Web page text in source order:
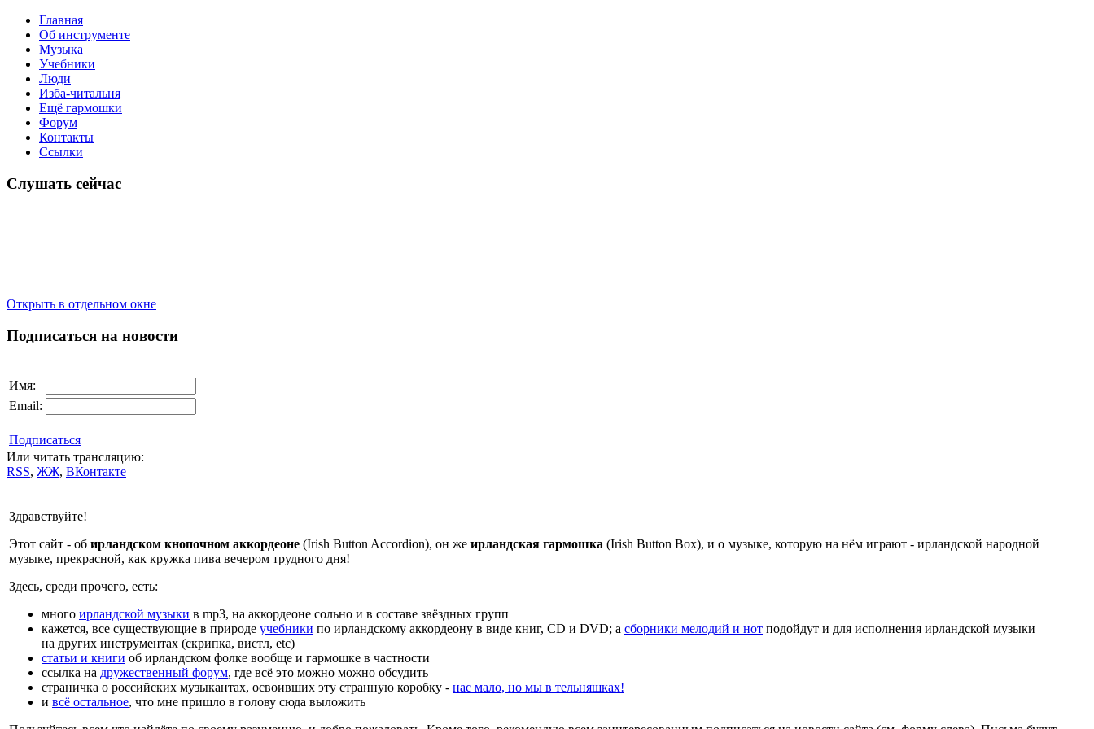
Главная
Об инструменте
Музыка
Учебники
Люди
Изба-читальня
Ещё гармошки
Форум
Контакты
Ссылки
Слушать сейчас
Открыть в отдельном окне
Подписаться на новости
Имя:
Email:
Подписаться
Или читать трансляцию:
RSS, ЖЖ, ВКонтакте
Здравствуйте!
Этот сайт - об ирландском кнопочном аккордеоне (Irish Button Accordion), он же ирландская гармошка (Irish Button Box), и о музыке, которую на нём играют - ирландской народной
музыке, прекрасной, как кружка пива вечером трудного дня!
Здесь, среди прочего, есть:
много ирландской музыки в mp3, на аккордеоне сольно и в составе звёздных групп
кажется, все существующие в природе учебники по ирландскому аккордеону в виде книг, CD и DVD; а сборники мелодий и нот подойдут и для исполнения ирландской музыки
на других инструментах (скрипка, вистл, etc)
статьи и книги об ирландском фолке вообще и гармошке в частности
ссылка на дружественный форум, где всё это можно можно обсудить
страничка о российских музыкантах, освоивших эту странную коробку - нас мало, но мы в тельняшках!
и всё остальное, что мне пришло в голову сюда выложить